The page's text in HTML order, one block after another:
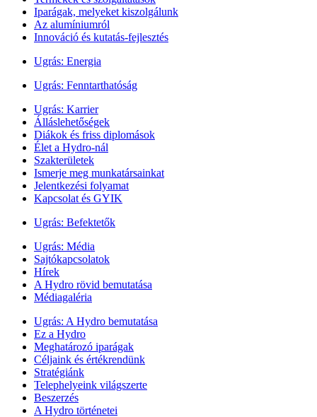
Iparágak, melyeket kiszolgálunk
Az alumíniumról
Innováció és kutatás-fejlesztés
Ugrás: Energia
Ugrás: Fenntarthatóság
Ugrás: Karrier
Álláslehetőségek
Diákok és friss diplomások
Élet a Hydro-nál
Szakterületek
Ismerje meg munkatársainkat
Jelentkezési folyamat
Kapcsolat és GYIK
Ugrás: Befektetők
Ugrás: Média
Sajtókapcsolatok
Hírek
A Hydro rövid bemutatása
Médiagaléria
Ugrás: A Hydro bemutatása
Ez a Hydro
Meghatározó iparágak
Céljaink és értékrendünk
Stratégiánk
Telephelyeink világszerte
Beszerzés
A Hydro történetei